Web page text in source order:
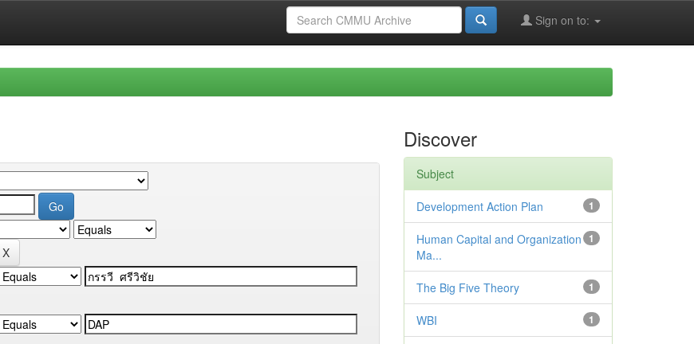
Sign on to:
Discover
Subject
1
Development Action Plan
1
Human Capital and Organization
Ma...
1
The Big Five Theory
1
WBI